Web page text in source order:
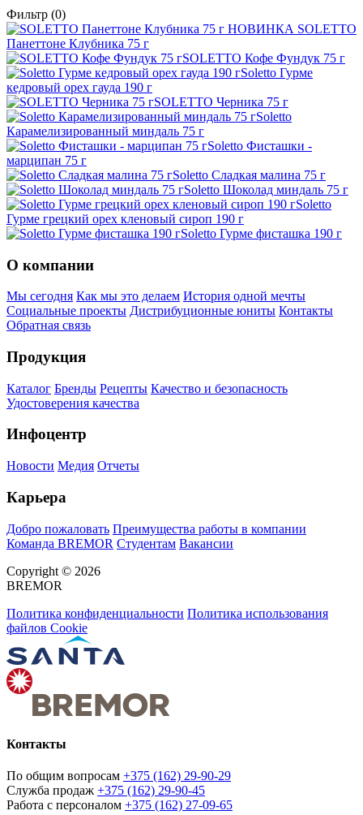
Фильтр (0)
НОВИНКА SOLETTO
Панеттоне Клубника 75 г
SOLETTO Кофе Фундук 75 г
Soletto Гурме
кедровый орех гауда 190 г
SOLETTO Черника 75 г
Soletto
Карамелизированный миндаль 75 г
Soletto Фисташки -
марципан 75 г
Soletto Сладкая малина 75 г
Soletto Шоколад миндаль 75 г
Soletto
Гурме грецкий орех кленовый сироп 190 г
Soletto Гурме фисташка 190 г
О компании
Мы сегодня Как мы это делаем История одной мечты
Социальные проекты Дистрибуционные юниты Контакты
Обратная связь
Продукция
Каталог Бренды Рецепты Качество и безопасность
Удостоверения качества
Инфоцентр
Новости Медия Отчеты
Карьера
Добро пожаловать Преимущества работы в компании
Команда BREMOR Студентам Вакансии
Copyright © 2026
BREMOR
Политика конфиденциальности Политика использования
файлов Cookie
Контакты
По общим вопросам +375 (162) 29-90-29
Служба продаж +375 (162) 29-90-45
Работа с персоналом +375 (162) 27-09-65